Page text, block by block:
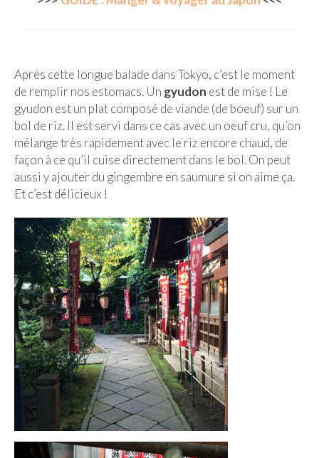
Après cette longue balade dans Tokyo, c’est le moment
de remplir nos estomacs. Un gyudon est de mise ! Le
gyudon est un plat composé de viande (de boeuf) sur un
bol de riz. Il est servi dans ce cas avec un oeuf cru, qu’on
mélange très rapidement avec le riz encore chaud, de
façon à ce qu’il cuise directement dans le bol. On peut
aussi y ajouter du gingembre en saumure si on aime ça.
Et c’est délicieux !